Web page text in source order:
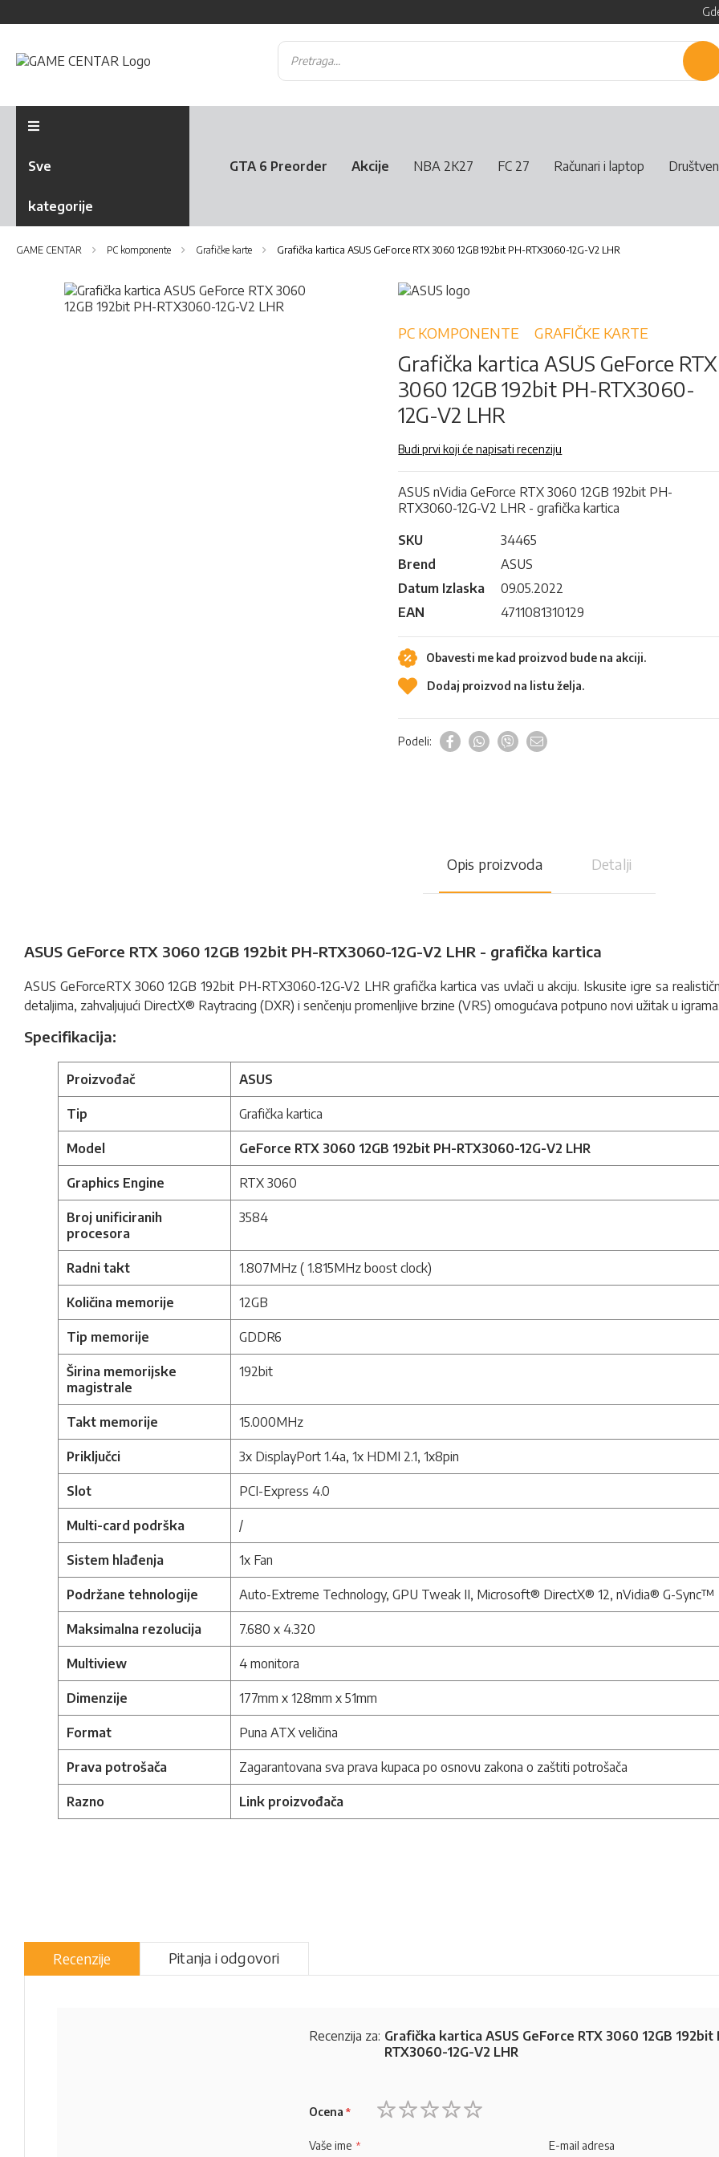
Sve
kategorije
GTA 6 Preorder Akcije NBA 2K27 FC 27 Računari i laptop
GAME CENTAR PC komponente Grafičke karte Grafička kartica ASUS GeForce RTX 3060 12GB 192bit PH-RTX3060-12G-V2 LHR
Skip
to
PC KOMPONENTE GRAFIČKE KARTE
Grafička kartica ASUS GeForce RTX
3060 12GB 192bit PH-RTX3060-
12G-V2 LHR
Budi prvi koji će napisati recenziju
ASUS nVidia GeForce RTX 3060 12GB 192bit PH-
RTX3060-12G-V2 LHR - grafička kartica
SKU
34465
Brend
ASUS
Datum Izlaska
09.05.2022
EAN
4711081310129
Obavesti me kad proizvod bude na akciji.
Dodaj proizvod na listu želja.
Podeli:
Opis proizvoda Detalji
ASUS GeForce RTX 3060 12GB 192bit PH-RTX3060-12G-V2 LHR - grafička kartica
ASUS GeForceRTX 3060 12GB 192bit PH-RTX3060-12G-V2 LHRgrafička kartica vas uvlači u akciju. Iskusite igre sa
detaljima, zahvaljujući DirectX® Raytracing (DXR) i senčenju promenljive brzine (VRS) omogućava potpuno novi užitak u
Specifikacija:
Proizvođač ASUS
Tip Grafička kartica
Model GeForce RTX 3060 12GB 192bit PH-RTX3060-12G-V2 LHR
Graphics Engine RTX 3060
Broj unificiranih
procesora
3584
Radni takt 1.807MHz ( 1.815MHz boost clock)
Količina memorije 12GB
Tip memorije GDDR6
Širina memorijske
magistrale
192bit
Takt memorije 15.000MHz
Priključci 3x DisplayPort 1.4a, 1x HDMI 2.1, 1x8pin
Slot PCI-Express 4.0
Multi-card podrška /
Sistem hlađenja 1x Fan
Podržane tehnologije Auto-Extreme Technology, GPU Tweak II, Microsoft® DirectX® 12, nVidia® G-Sync™
Maksimalna rezolucija 7.680 x 4.320
Multiview 4 monitora
Dimenzije 177mm x 128mm x 51mm
Format Puna ATX veličina
Prava potrošača Zagarantovana sva prava kupaca po osnovu zakona o zaštiti potrošača
Razno Link proizvođača
Recenzije Pitanja i odgovori
Recenzija za: Grafička kartica ASUS GeForce RTX 3060 12GB 192bit
RTX3060-12G-V2 LHR
Ocena
Vaše ime E-mail adresa